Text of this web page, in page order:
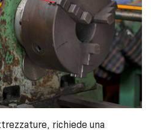
richiede una